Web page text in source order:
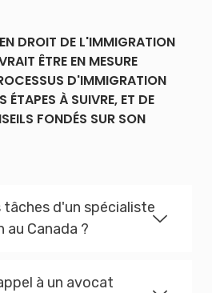
DROIT DE L'IMMIGRATION
ÊTRE EN MESURE
D'IMMIGRATION
ÉTAPES À SUIVRE, ET DE
FONDÉS SUR SON
tâches d'un spécialiste
Canada ?
à un avocat